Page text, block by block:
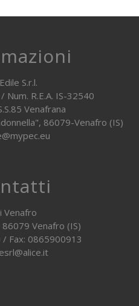
S.r.l.
R.E.A. IS-32540
Venafrana
86079-Venafro (IS)
Venafro
86079 Venafro (IS)
Fax: 0865900913